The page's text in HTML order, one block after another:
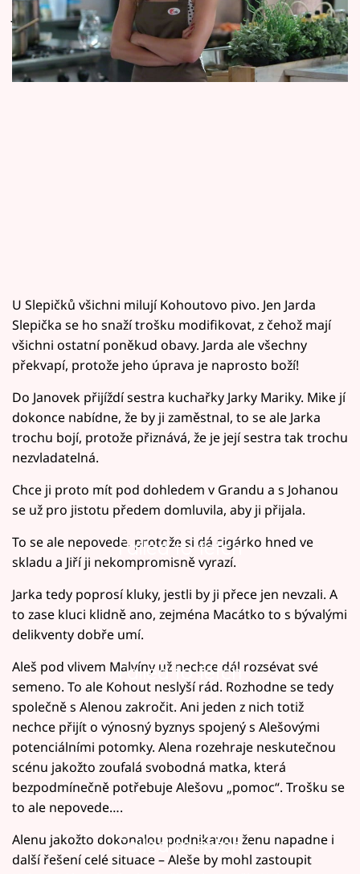
Sledujte prima+
Filmový festival Karlovy Vary
Jen jestli neudělala chybu...
U Slepičků všichni milují Kohoutovo pivo. Jen Jarda
Slepička se ho snaží trošku modifikovat, z čehož mají
všichni ostatní poněkud obavy. Jarda ale všechny
překvapí, protože jeho úprava je naprosto boží!
Do Janovek přijíždí sestra kuchařky Jarky Mariky. Mike jí
dokonce nabídne, že by ji zaměstnal, to se ale Jarka
trochu bojí, protože přiznává, že je její sestra tak trochu
nezvladatelná.
Chce ji proto mít pod dohledem v Grandu a s Johanou
se už pro jistotu předem domluvila, aby ji přijala.
Failed to fetch
To se ale nepovede, protože si dá cigárko hned ve
skladu a Jiří ji nekompromisně vyrazí.
Jarka tedy poprosí kluky, jestli by ji přece jen nevzali. A
to zase kluci klidně ano, zejména Macátko to s bývalými
delikventy dobře umí.
Failed to fetch
Aleš pod vlivem Malvíny už nechce dál rozsévat své
semeno. To ale Kohout neslyší rád. Rozhodne se tedy
společně s Alenou zakročit. Ani jeden z nich totiž
nechce přijít o výnosný byznys spojený s Alešovými
potenciálními potomky. Alena rozehraje neskutečnou
scénu jakožto zoufalá svobodná matka, která
bezpodmínečně potřebuje Alešovu „pomoc“. Trošku se
to ale nepovede….
Failed to fetch
Alenu jakožto dokonalou podnikavou ženu napadne i
další řešení celé situace – Aleše by mohl zastoupit